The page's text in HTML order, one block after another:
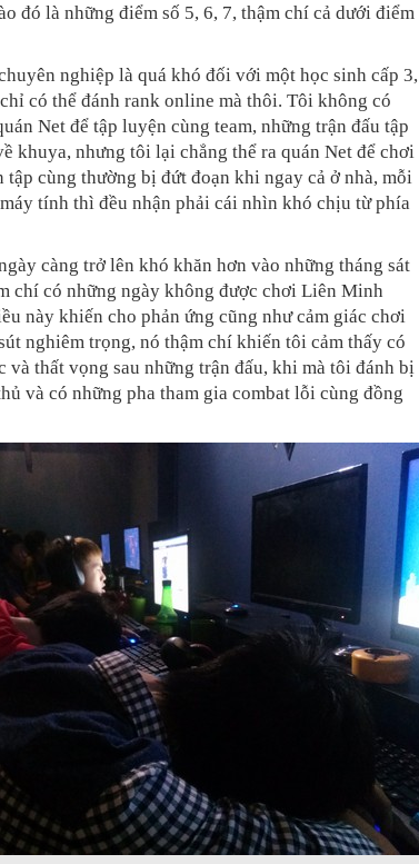
đó là những điểm số 5, 6, 7, thậm chí cả dưới điểm
nghiệp là quá khó đối với một học sinh cấp 3,
có thể đánh rank online mà thôi. Tôi không có
Net để tập luyện cùng team, những trận đấu tập
khuya, nhưng tôi lại chẳng thể ra quán Net để chơi
tập cùng thường bị đứt đoạn khi ngay cả ở nhà, mỗi
tính thì đều nhận phải cái nhìn khó chịu từ phía
càng trở lên khó khăn hơn vào những tháng sát
chí có những ngày không được chơi Liên Minh
này khiến cho phản ứng cũng như cảm giác chơi
nghiêm trọng, nó thậm chí khiến tôi cảm thấy có
và thất vọng sau những trận đấu, khi mà tôi đánh bị
và có những pha tham gia combat lỗi cùng đồng